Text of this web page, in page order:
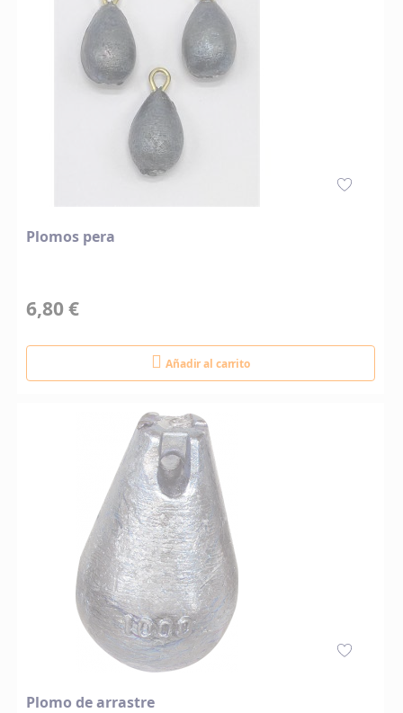
Plomos pera
6,80 €
Añadir al carrito
Plomo de arrastre